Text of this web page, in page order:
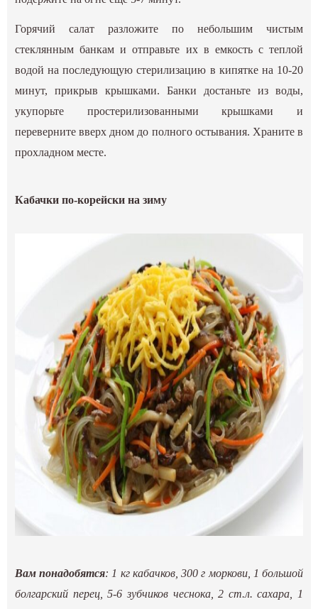
Горячий салат разложите по небольшим чистым
стеклянным банкам и отправьте их в емкость с теплой
водой на последующую стерилизацию в кипятке на 10-20
минут, прикрыв крышками. Банки достаньте из воды,
укупорьте простерилизованными крышками и
переверните вверх дном до полного остывания. Храните в
прохладном месте.
Кабачки по-корейски на зиму
Вам понадобятся: 1 кг кабачков, 300 г моркови, 1 большой
болгарский перец, 5-6 зубчиков чеснока, 2 ст.л. сахара, 1